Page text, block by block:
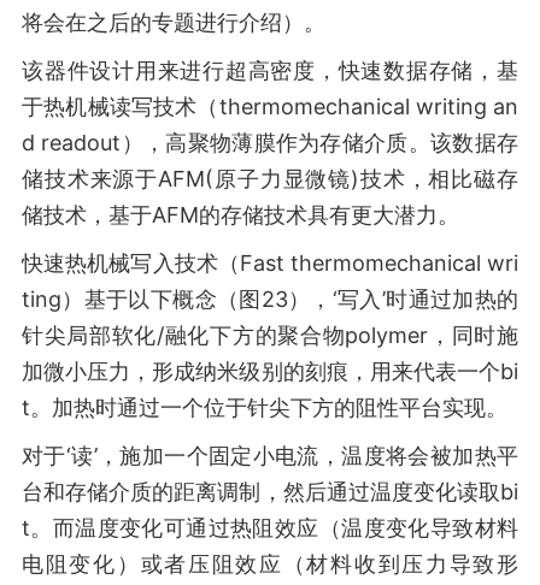
将会在之后的专题进行介绍）。
该器件设计用来进行超高密度，快速数据存储，基
于热机械读写技术（thermomechanical writing an
d readout），高聚物薄膜作为存储介质。该数据存
储技术来源于AFM(原子力显微镜)技术，相比磁存
储技术，基于AFM的存储技术具有更大潜力。
快速热机械写入技术（Fast thermomechanical wri
ting）基于以下概念（图23），‘写入’时通过加热的
针尖局部软化/融化下方的聚合物polymer，同时施
加微小压力，形成纳米级别的刻痕，用来代表一个bi
t。加热时通过一个位于针尖下方的阻性平台实现。
对于‘读’，施加一个固定小电流，温度将会被加热平
台和存储介质的距离调制，然后通过温度变化读取bi
t。而温度变化可通过热阻效应（温度变化导致材料
电阻变化）或者压阻效应（材料收到压力导致形